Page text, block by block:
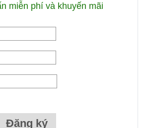
miễn phí và khuyến mãi